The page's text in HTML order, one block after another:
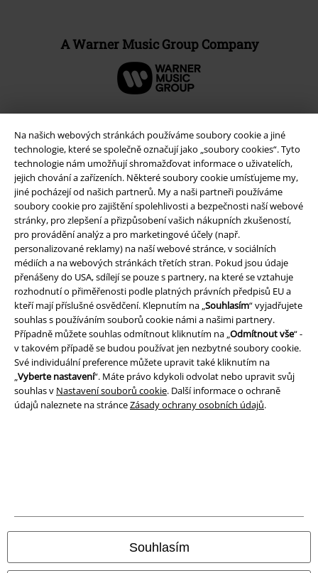
Na našich webových stránkách používáme soubory cookie a jiné
technologie, které se společně označují jako „soubory cookies“. Tyto
technologie nám umožňují shromažďovat informace o uživatelích,
jejich chování a zařízeních. Některé soubory cookie umísťujeme my,
jiné pocházejí od našich partnerů. My a naši partneři používáme
soubory cookie pro zajištění spolehlivosti a bezpečnosti naší webové
stránky, pro zlepšení a přizpůsobení vašich nákupních zkušeností,
pro provádění analýz a pro marketingové účely (např.
personalizované reklamy) na naší webové stránce, v sociálních
médiích a na webových stránkách třetích stran. Pokud jsou údaje
přenášeny do USA, sdílejí se pouze s partnery, na které se vztahuje
rozhodnutí o přiměřenosti podle platných právních předpisů EU a
kteří mají příslušné osvědčení. Klepnutím na „Souhlasím“ vyjadřujete
souhlas s používáním souborů cookie námi a našimi partnery.
Případně můžete souhlas odmítnout kliknutím na „Odmítnout vše“ -
v takovém případě se budou používat jen nezbytné soubory cookie.
Své individuální preference můžete upravit také kliknutím na
„Vyberte nastavení“. Máte právo kdykoli odvolat nebo upravit svůj
souhlas v Nastavení souborů cookie. Další informace o ochraně
údajů naleznete na stránceZásady ochrany osobních údajů.
Souhlasím
A Warner Music Group Company
Právní informace
Podmínky
Prohlášení
Ochrana osobních údajů
Likvidace odpadu a ochrana životního prostředí
Prohlášení o shodě
Všechny ceny jsou včetně DPH, bezpoštovného a balného
© 1986-2026 EMP Merchandising